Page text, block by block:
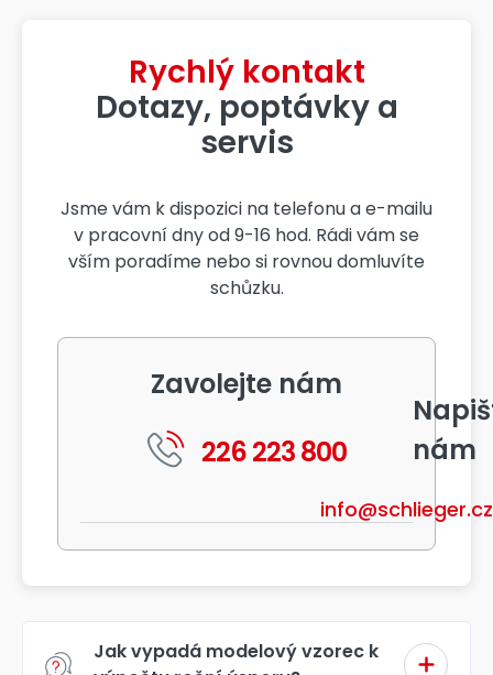
Rychlý kontakt
Dotazy, poptávky a
servis
Jsme vám k dispozici na telefonu a e-mailu
v pracovní dny od 9-16 hod. Rádi vám se
vším poradíme nebo si rovnou domluvíte
schůzku.
Zavolejte nám
226 223 800
nám
info@schlieger.cz
Jak vypadá modelový vzorec k